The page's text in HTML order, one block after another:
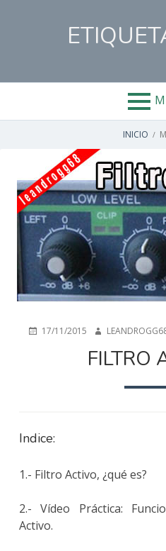
AYUDA
A
LA
NAVEGACIÓN
INICIO
PUBLICADO
17/11/2015 AUTOR
FILTRO
Indice:
1.- Filtro Activo, ¿qué es?
2.- Vídeo Práctica:
Activo.